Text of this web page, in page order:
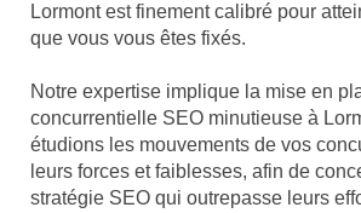
Lormont est finement calibré pour
que vous vous êtes fixés.
Notre expertise implique la mise en
concurrentielle SEO minutieuse à
étudions les mouvements de vos
leurs forces et faiblesses, afin de
stratégie SEO qui outrepasse leurs